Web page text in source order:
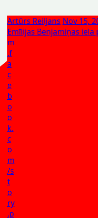
Artūrs Reiljans Nov 15,
Emīlijas Benjamiņas
m
.f
a
c
e
b
o
o
k.
c
o
m
/s
t
o
ry
.p